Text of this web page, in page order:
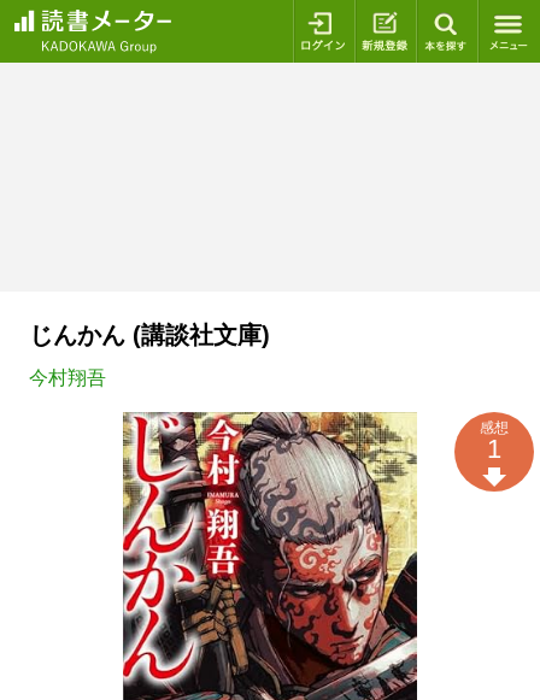
ログイン 新規登録
じんかん (講談社文庫)
今村翔吾
感想
1